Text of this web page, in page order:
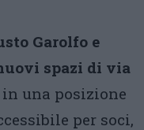
Garolfo e
spazi di via
in una posizione
per soci,